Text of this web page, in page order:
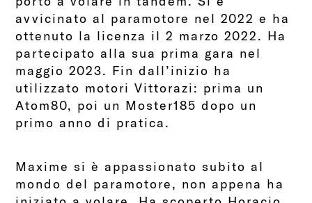
avvicinato al paramotore nel 2022 e ha
ottenuto la licenza il 2 marzo 2022. Ha
partecipato alla sua prima gara nel
maggio 2023. Fin dall’inizio ha
utilizzato motori Vittorazi: prima un
Atom80, poi un Moster185 dopo un
primo anno di pratica.
Maxime si è appassionato subito al
mondo del paramotore, non appena ha